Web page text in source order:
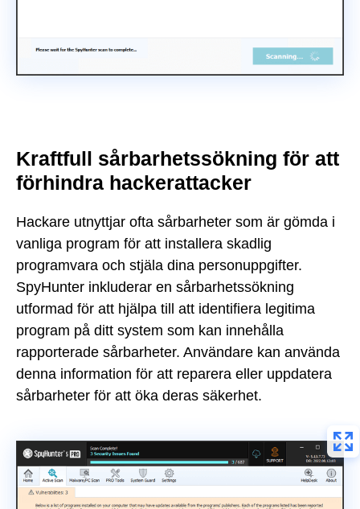
Kraftfull sårbarhetssökning för att
förhindra hackerattacker
Hackare utnyttjar ofta sårbarheter som är gömda i
vanliga program för att installera skadlig
programvara och stjäla dina personuppgifter.
SpyHunter inkluderar en sårbarhetssökning
utformad för att hjälpa till att identifiera legitima
program på ditt system som kan innehålla
rapporterade sårbarheter. Användare kan använda
denna information för att reparera eller uppdatera
sårbarheter för att öka deras säkerhet.